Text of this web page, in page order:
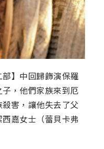
】中回歸飾演保羅
，他們家族來到厄
害，讓他失去了父
嘉女士（蕾貝卡弗